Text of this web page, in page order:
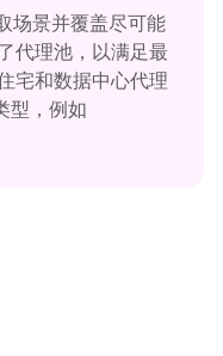
场景并覆盖尽可能
代理池，以满足最
宅和数据中心代理
型，例如